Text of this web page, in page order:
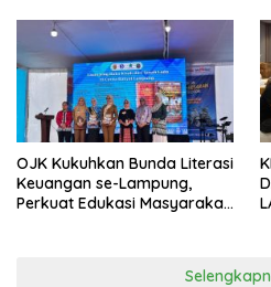
OJK Kukuhkan Bunda Literasi
Keuangan se-Lampung,
Perkuat Edukasi Masyarakat